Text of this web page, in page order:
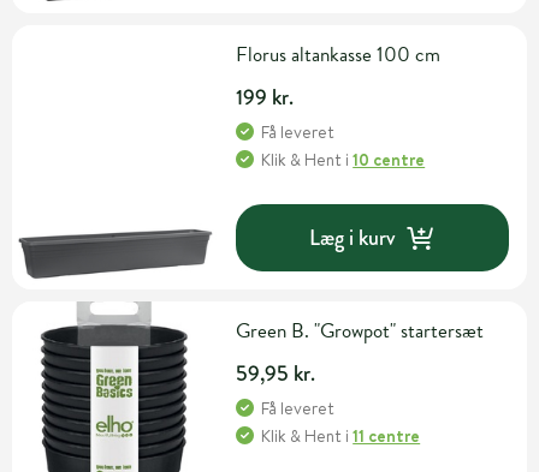
Florus altankasse 100 cm
199 kr.
Få leveret
Klik & Hent i10 centre
Læg i kurv
Green B. "Growpot" startersæt
59,95 kr.
Få leveret
Klik & Hent i11 centre